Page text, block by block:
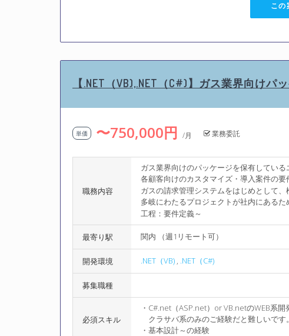
この
【.NET（VB),.NET（C#)】ガス業界向けパ
単価 〜750,000円 /月 業務委託
職務内容
ガス業界向けのパッケージを保有している
各顧客向けのカスタマイズ・導入案件の要
ガスの請求管理システムをはじめとして
多岐にわたるプロジェクトが社内にある
工程：要件定義～
最寄り駅 関内 （週1リモート可）
開発環境 .NET（VB) , .NET（C#)
募集職種
必須スキル
・C#.net（ASP.net）or VB.netのWEB系開
クラサバ系のみのご経験だと難しいです。
・基本設計～の経験